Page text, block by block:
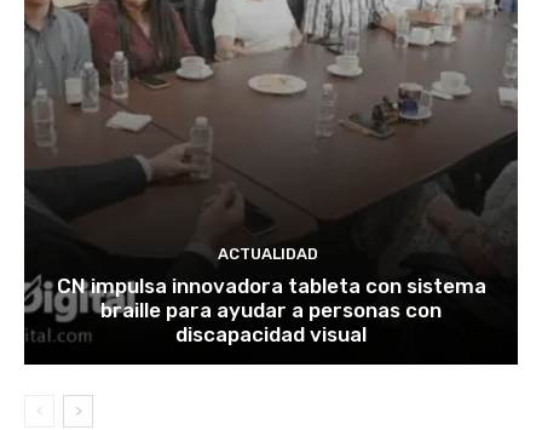
ACTUALIDAD
CN impulsa innovadora tableta con sistema
braille para ayudar a personas con
discapacidad visual